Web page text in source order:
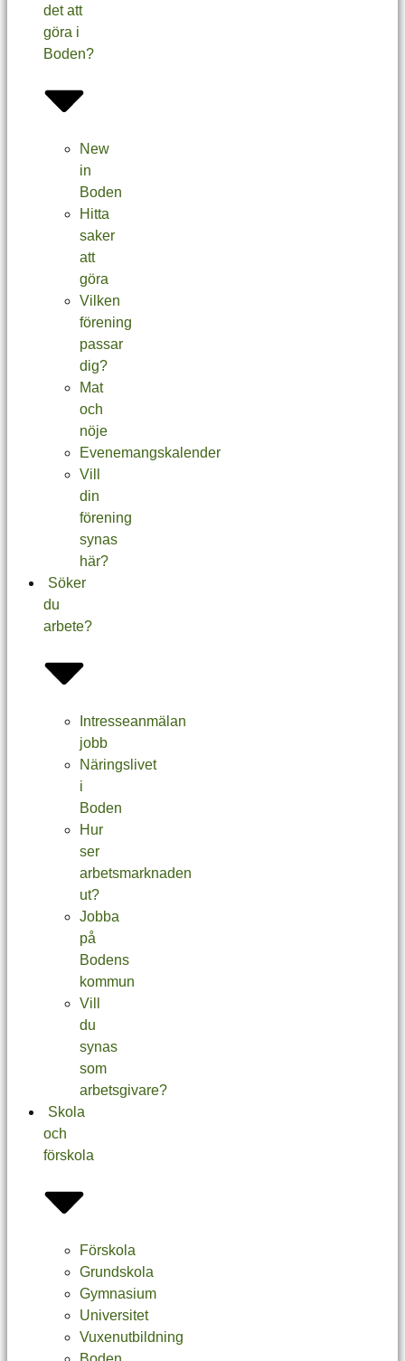
det att
göra i
Boden?
New
in
Boden
Hitta
saker
att
göra
Vilken
förening
passar
dig?
Mat
och
nöje
Evenemangskalender
Vill
din
förening
synas
här?
Söker
du
arbete?
Intresseanmälan
jobb
Näringslivet
i
Boden
Hur
ser
arbetsmarknaden
ut?
Jobba
på
Bodens
kommun
Vill
du
synas
som
arbetsgivare?
Skola
och
förskola
Förskola
Grundskola
Gymnasium
Universitet
Vuxenutbildning